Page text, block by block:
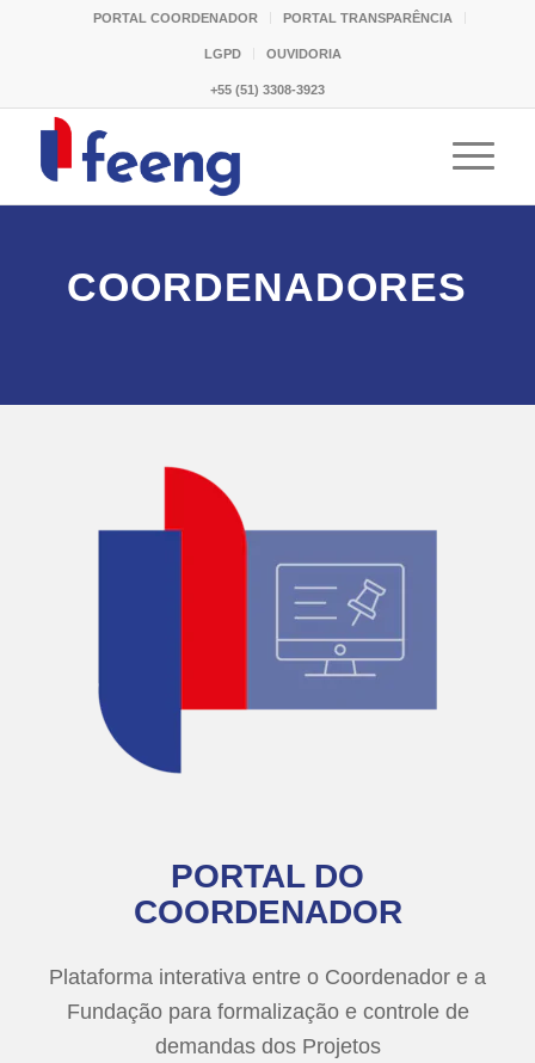
PORTAL COORDENADOR PORTAL TRANSPARÊNCIA
LGPD OUVIDORIA
+55 (51) 3308-3923
COORDENADORES
PORTAL DO
COORDENADOR
Plataforma interativa entre o Coordenador e a
Fundação para formalização e controle de
demandas dos Projetos